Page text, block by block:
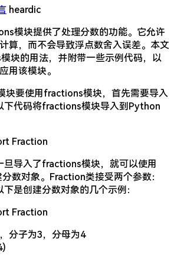
heardic
模块提供了处理分数的功能。它允许
算，而不会导致浮点数舍入误差。本文
块的用法，并附带一些示例代码，以
用该模块。
块要使用fractions模块，首先需要导入
下代码将fractions模块导入到Python
Fraction
旦导入了fractions模块，就可以使用
数对象。Fraction类接受两个参数：
是创建分数对象的几个示例：
Fraction
分子为3，分母为4